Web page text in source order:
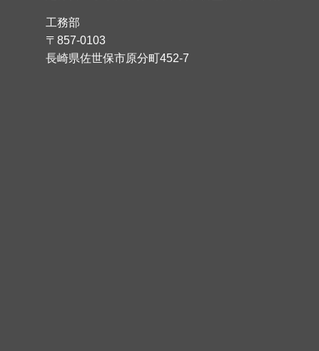
工務部
〒857-0103
長崎県佐世保市原分町452-7